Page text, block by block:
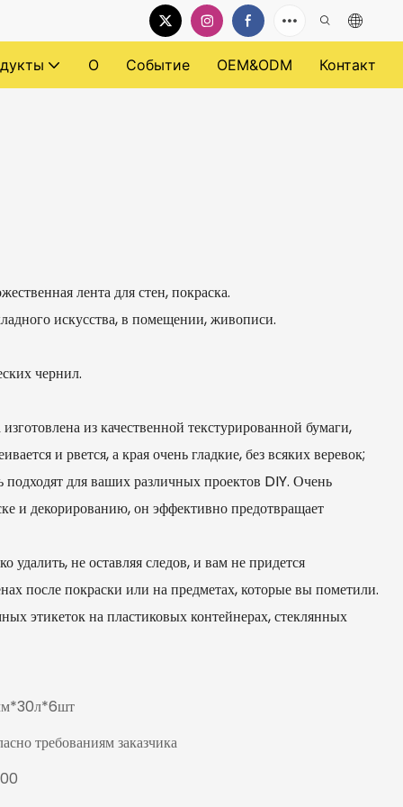
О Событие OEM&ODM Контакт
лента для стен, покраска.
искусства, в помещении, живописи.
чернил.
​​из качественной текстурированной бумаги,
и рвется, а края очень гладкие, без всяких веревок;
для ваших различных проектов DIY. Очень
и декорированию, он эффективно предотвращает
не оставляя следов, и вам не придется
после покраски или на предметах, которые вы пометили.
этикеток на пластиковых контейнерах, стеклянных
требованиям заказчика